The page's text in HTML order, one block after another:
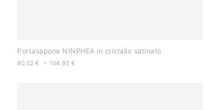
Portasapone NINPHEA in cristallo satinato
80,52 € - 104,92 €